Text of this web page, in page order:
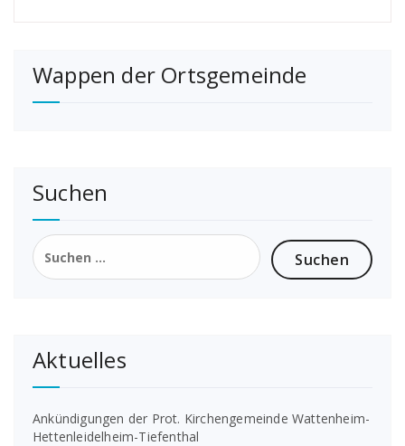
Wappen der Ortsgemeinde
Suchen
Suchen
nach:
Aktuelles
Ankündigungen der Prot. Kirchengemeinde Wattenheim-
Hettenleidelheim-Tiefenthal